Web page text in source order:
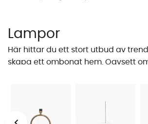
Lampor
Här hittar du ett stort utbud av
skapa ett ombonat hem. Oavsett
SoffaDirekt hittar du många
Val av lampa